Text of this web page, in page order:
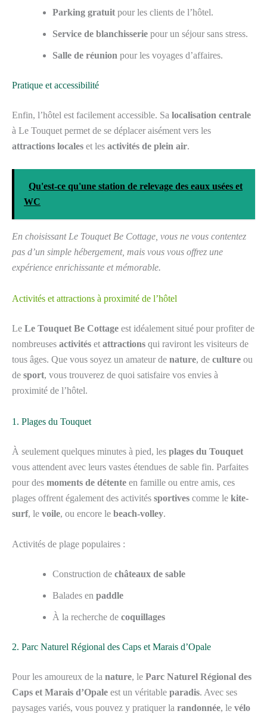
Parking gratuit pour les clients de l’hôtel.
Service de blanchisserie pour un séjour sans stress.
Salle de réunion pour les voyages d’affaires.
Pratique et accessibilité
Enfin, l’hôtel est facilement accessible. Sa localisation centrale
à Le Touquet permet de se déplacer aisément vers les
attractions locales et les activités de plein air.
Qu'est-ce qu'une station de relevage des eaux usées et
WC
En choisissant Le Touquet Be Cottage, vous ne vous contentez
pas d’un simple hébergement, mais vous vous offrez une
expérience enrichissante et mémorable.
Activités et attractions à proximité de l’hôtel
Le Le Touquet Be Cottage est idéalement situé pour profiter de
nombreuses activités et attractions qui raviront les visiteurs de
tous âges. Que vous soyez un amateur de nature, de culture ou
de sport, vous trouverez de quoi satisfaire vos envies à
proximité de l’hôtel.
1. Plages du Touquet
À seulement quelques minutes à pied, les plages du Touquet
vous attendent avec leurs vastes étendues de sable fin. Parfaites
pour des moments de détente en famille ou entre amis, ces
plages offrent également des activités sportives comme le kite-
surf, le voile, ou encore le beach-volley.
Activités de plage populaires :
Construction de châteaux de sable
Balades en paddle
À la recherche de coquillages
2. Parc Naturel Régional des Caps et Marais d’Opale
Pour les amoureux de la nature, le Parc Naturel Régional des
Caps et Marais d’Opale est un véritable paradis. Avec ses
paysages variés, vous pouvez y pratiquer la randonnée, le vélo